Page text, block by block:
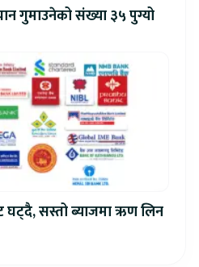
गुमाउनेको संख्या ३५ पुग्यो
सस्तो ब्याजमा ऋण लिन